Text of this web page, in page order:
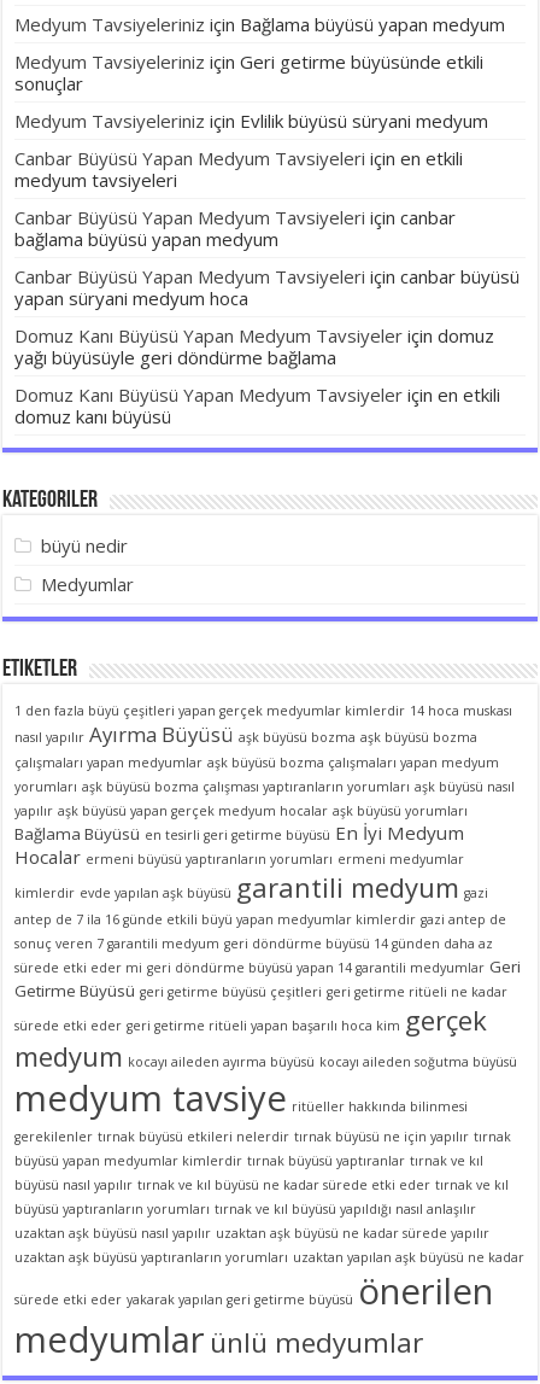
Medyum Tavsiyeleriniz için Bağlama büyüsü yapan medyum
Medyum Tavsiyeleriniz içinGeri getirme büyüsünde etkili
sonuçlar
Medyum Tavsiyeleriniz için Evlilik büyüsü süryani medyum
Canbar Büyüsü Yapan Medyum Tavsiyeleri içinen etkili
medyum tavsiyeleri
Canbar Büyüsü Yapan Medyum Tavsiyeleri içincanbar
bağlama büyüsü yapan medyum
Canbar Büyüsü Yapan Medyum Tavsiyeleri içincanbar büyüsü
yapan süryani medyum hoca
Domuz Kanı Büyüsü Yapan Medyum Tavsiyeler içindomuz
yağı büyüsüyle geri döndürme bağlama
Domuz Kanı Büyüsü Yapan Medyum Tavsiyeler içinen etkili
domuz kanı büyüsü
Kategoriler
büyü nedir
Medyumlar
Etiketler
1 den fazla büyü çeşitleri yapan gerçek medyumlar kimlerdir 14 hoca muskası
nasıl yapılır Ayırma Büyüsü aşk büyüsü bozma aşk büyüsü bozma
çalışmaları yapan medyumlar aşk büyüsü bozma çalışmaları yapan medyum
yorumları aşk büyüsü bozma çalışması yaptıranların yorumları aşk büyüsü nasıl
yapılır aşk büyüsü yapan gerçek medyum hocalar aşk büyüsü yorumları
Bağlama Büyüsü en tesirli geri getirme büyüsü En İyi Medyum
Hocalar ermeni büyüsü yaptıranların yorumları ermeni medyumlar
kimlerdir evde yapılan aşk büyüsü garantili medyum gazi
antep de 7 ila 16 günde etkili büyü yapan medyumlar kimlerdir gazi antep de
sonuç veren 7 garantili medyum geri döndürme büyüsü 14 günden daha az
sürede etki eder mi geri döndürme büyüsü yapan 14 garantili medyumlar Geri
Getirme Büyüsü geri getirme büyüsü çeşitleri geri getirme ritüeli ne kadar
sürede etki eder geri getirme ritüeli yapan başarılı hoca kim gerçek
medyum kocayı aileden ayırma büyüsü kocayı aileden soğutma büyüsü
medyum tavsiye ritüeller hakkında bilinmesi
gerekilenler tırnak büyüsü etkileri nelerdir tırnak büyüsü ne için yapılır tırnak
büyüsü yapan medyumlar kimlerdir tırnak büyüsü yaptıranlar tırnak ve kıl
büyüsü nasıl yapılır tırnak ve kıl büyüsü ne kadar sürede etki eder tırnak ve kıl
büyüsü yaptıranların yorumları tırnak ve kıl büyüsü yapıldığı nasıl anlaşılır
uzaktan aşk büyüsü nasıl yapılır uzaktan aşk büyüsü ne kadar sürede yapılır
uzaktan aşk büyüsü yaptıranların yorumları uzaktan yapılan aşk büyüsü ne kadar
sürede etki eder yakarak yapılan geri getirme büyüsü önerilen
medyumlar ünlü medyumlar